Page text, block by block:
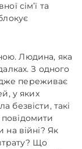
сім’ї та
Людина, яка
З одного
переживає
у яких
безвісти, такі
на війні? Як
Що